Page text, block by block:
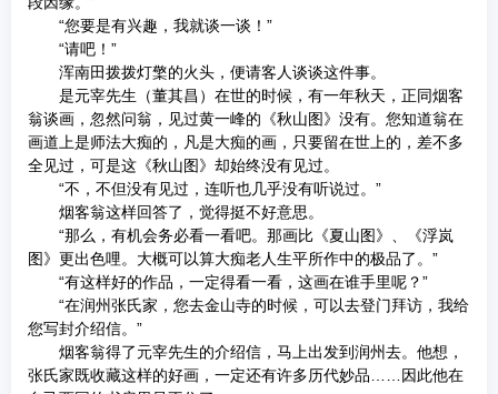
“您要是有兴趣，我就谈一谈！”
“请吧！”
浑南田拨拨灯檠的火头，便请客人谈谈这件事。
是元宰先生（董其昌）在世的时候，有一年秋天，正同烟客
翁谈画，忽然问翁，见过黄一峰的《秋山图》没有。您知道翁在
画道上是师法大痴的，凡是大痴的画，只要留在世上的，差不多
全见过，可是这《秋山图》却始终没有见过。
“不，不但没有见过，连听也几乎没有听说过。”
烟客翁这样回答了，觉得挺不好意思。
“那么，有机会务必看一看吧。那画比《夏山图》、《浮岚
图》更出色哩。大概可以算大痴老人生平所作中的极品了。”
“有这样好的作品，一定得看一看，这画在谁手里呢？”
“在润州张氏家，您去金山寺的时候，可以去登门拜访，我给
您写封介绍信。”
烟客翁得了元宰先生的介绍信，马上出发到润州去。他想，
张氏家既收藏这样的好画，一定还有许多历代妙品……因此他在